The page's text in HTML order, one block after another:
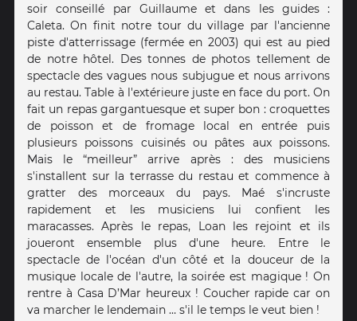
soir conseillé par Guillaume et dans les guides :
Caleta. On finit notre tour du village par l'ancienne
piste d'atterrissage (fermée en 2003) qui est au pied
de notre hôtel. Des tonnes de photos tellement de
spectacle des vagues nous subjugue et nous arrivons
au restau. Table à l'extérieure juste en face du port. On
fait un repas gargantuesque et super bon : croquettes
de poisson et de fromage local en entrée puis
plusieurs poissons cuisinés ou pâtes aux poissons.
Mais le “meilleur” arrive après : des musiciens
s'installent sur la terrasse du restau et commence à
gratter des morceaux du pays. Maé s'incruste
rapidement et les musiciens lui confient les
maracasses. Après le repas, Loan les rejoint et ils
joueront ensemble plus d'une heure. Entre le
spectacle de l'océan d'un côté et la douceur de la
musique locale de l'autre, la soirée est magique ! On
rentre à Casa D’Mar heureux ! Coucher rapide car on
va marcher le lendemain … s'il le temps le veut bien !